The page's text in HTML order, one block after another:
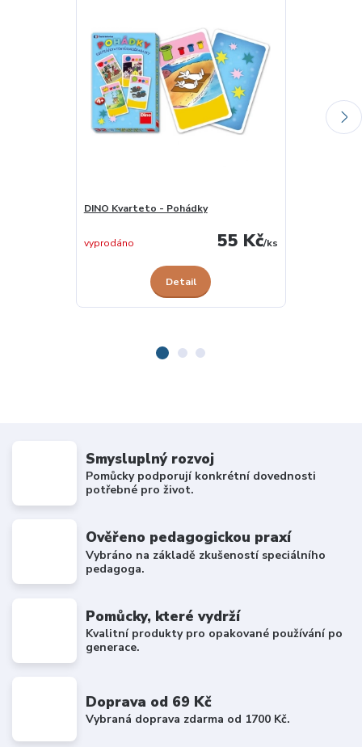
DINO Kvarteto - Pohádky
55 Kč/ks
vyprodáno
Detail
Smysluplný rozvoj
Pomůcky podporují konkrétní dovednosti
potřebné pro život.
Ověřeno pedagogickou praxí
Vybráno na základě zkušeností speciálního
pedagoga.
Pomůcky, které vydrží
Kvalitní produkty pro opakované používání po
generace.
Doprava od 69 Kč
Vybraná doprava zdarma od 1700 Kč.